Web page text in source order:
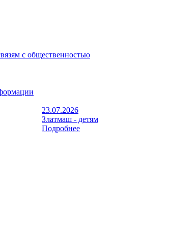
с общественностью
23.07.2026
Златмаш - детям
Подробнее